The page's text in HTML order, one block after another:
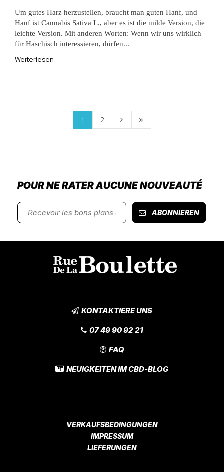
Um gutes Harz herzustellen, braucht man guten Hanf, und
Hanf ist Cannabis Sativa L., aber es ist die milde Version, die
leichte Version. Mit anderen Worten: Wenn wir uns wirklich
für Haschisch interessieren, dürfen...
Weiterlesen
1 2
POUR NE RATER AUCUNE NOUVEAUTÉ
ABONNIEREN
KONTAKTIERE UNS
07 49 90 92 21
FAQ
NEUIGKEITEN IM CBD-BLOG
VERKAUFSBEDINGUNGEN
IMPRESSUM
LIEFERUNGEN